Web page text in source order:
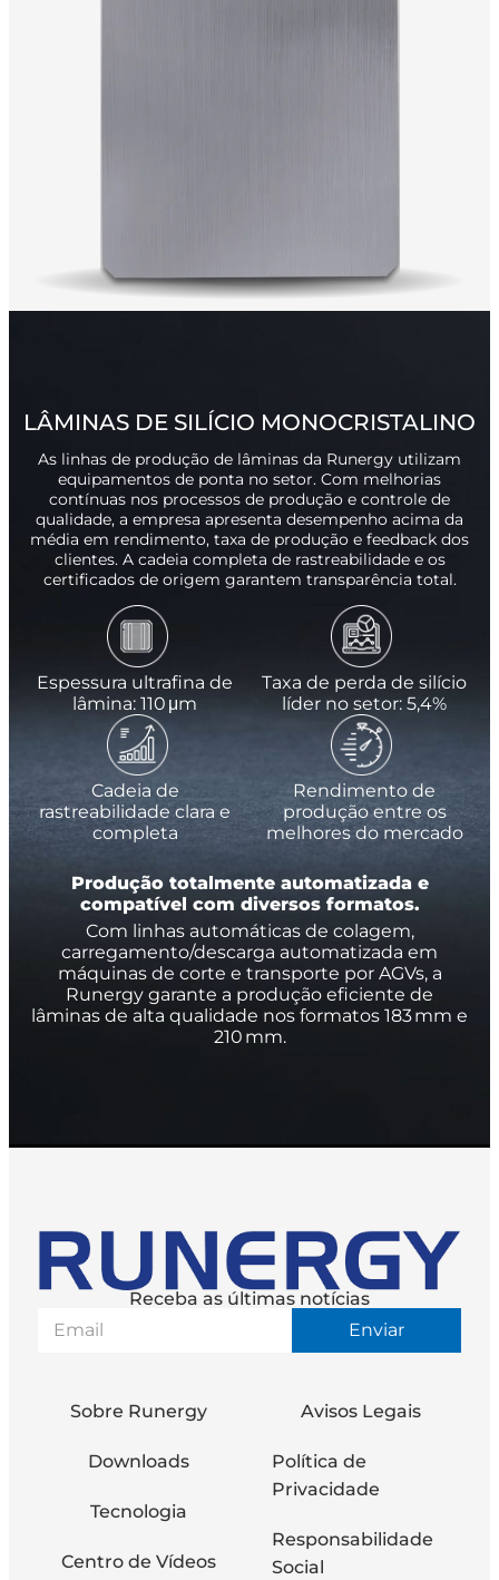
LÂMINAS DE SILÍCIO MONOCRISTALINO
As linhas de produção de lâminas da Runergy utilizam
equipamentos de ponta no setor. Com melhorias
contínuas nos processos de produção e controle de
qualidade, a empresa apresenta desempenho acima da
média em rendimento, taxa de produção e feedback dos
clientes. A cadeia completa de rastreabilidade e os
certificados de origem garantem transparência total.
Espessura ultrafina de
lâmina: 110 μm
Cadeia de
rastreabilidade clara e
completa
Taxa de perda de silício
líder no setor: 5,4%
Rendimento de
produção entre os
melhores do mercado
Produção totalmente automatizada e
compatível com diversos formatos.
Com linhas automáticas de colagem,
carregamento/descarga automatizada em
máquinas de corte e transporte por AGVs, a
Runergy garante a produção eficiente de
lâminas de alta qualidade nos formatos 183 mm e
210 mm.
Receba as últimas notícias
Enviar
Sobre Runergy
Downloads
Tecnologia
Centro de Vídeos
Avisos Legais
Política de
Privacidade
Responsabilidade
Social